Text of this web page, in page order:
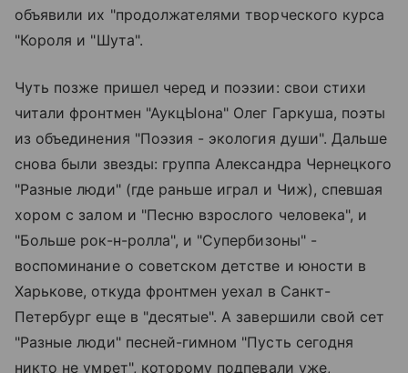
объявили их "продолжателями творческого курса
"Короля и "Шута".
Чуть позже пришел черед и поэзии: свои стихи
читали фронтмен "АукцЫона" Олег Гаркуша, поэты
из объединения "Поэзия - экология души". Дальше
снова были звезды: группа Александра Чернецкого
"Разные люди" (где раньше играл и Чиж), спевшая
хором с залом и "Песню взрослого человека", и
"Больше рок-н-ролла", и "Супербизоны" -
воспоминание о советском детстве и юности в
Харькове, откуда фронтмен уехал в Санкт-
Петербург еще в "десятые". А завершили свой сет
"Разные люди" песней-гимном "Пусть сегодня
никто не умрет", которому подпевали уже,